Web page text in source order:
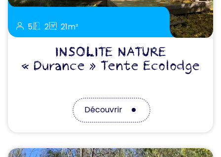
5 2 21m²
INSOLITE NATURE
« Durance » Tente Ecolodge
Découvrir